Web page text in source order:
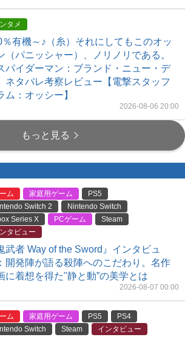
タメ
％有機～♪（糸）それにしてもこのオッ
（パニッシャー）、ノリノリである。
パイダーマン：ブランド・ニュー・デ
ネタバレ考察レビュー【電撃スタッフ
ム：オッシー】
2026-08-06 20:00
もっと見る
ム 家庭用ゲーム
PS5
Switch 2
Nintendo Switch
Series X
PCゲーム
Steam
タビュー
武者 Way of the Sword』インタビュ
開発陣が語る殺陣へのこだわり。名作
に着想を得た"静と動”の美学とは
2026-08-07 00:00
ム 家庭用ゲーム PS5
PS4
Switch
Steam インタビュー